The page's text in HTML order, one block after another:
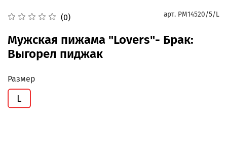
(0) арт. PM14520/5/L
Мужская пижама "Lovers"- Брак:
Выгорел пиджак
Размер
L